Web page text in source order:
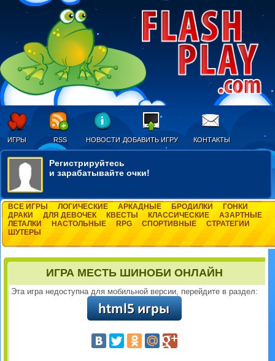
ИГРЫ RSS НОВОСТИ ДОБАВИТЬ ИГРУ КОНТАКТЫ
Регистрируйтесь
и зарабатывайте очки!
ВСЕ ИГРЫ ЛОГИЧЕСКИЕ АРКАДНЫЕ БРОДИЛКИ
ГОНКИ
ДРАКИ
ДЛЯ ДЕВОЧЕК КВЕСТЫ КЛАССИЧЕСКИЕ
АЗАРТНЫЕ
ЛЕТАЛКИ
НАСТОЛЬНЫЕ RPG СПОРТИВНЫЕ
СТРАТЕГИИ
ШУТЕРЫ
ИГРА МЕСТЬ ШИНОБИ ОНЛАЙН
Эта игра недоступна для мобильной версии, перейдите в раздел: